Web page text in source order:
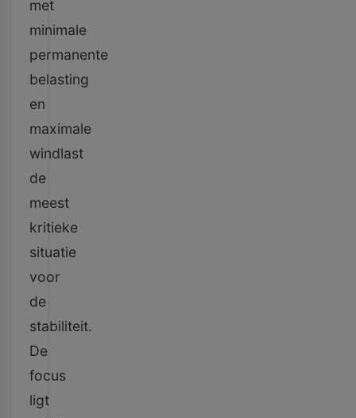
met
minimale
permanente
belasting
en
maximale
windlast
de
meest
kritieke
situatie
voor
de
stabiliteit.
De
focus
ligt